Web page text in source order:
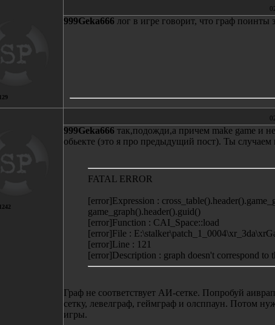
129
999Geka666 лог в игре говорит, что граф поинты
1242
999Geka666 так,подожди,а причем make game и
обьекте (это я про предыдущий пост). Ты случаем
FATAL ERROR
[error]Expression :
game_graph().header().guid()
[error]Function : CAI_Space::load
[error]File :
[error]Line : 121
[error]Description : graph doesn't correspond to
Граф не соответствует АИ-сетке. Попробуй
сетку, левелграф, геймграф и олсппаун. Потом
игры.